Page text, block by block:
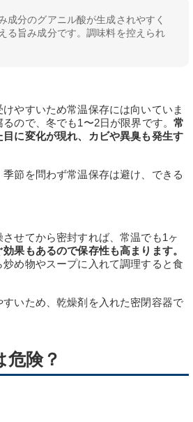
成分のグアニル酸が生成されやすく
る旨み成分です。調味料を控えられ
やすいため常温保存には向いていま
ので、冬でも1〜2日が限界です。常
に変化が現れ、カビや異臭も発生す
節を問わず常温保存は避け、できる
せてから密封すれば、常温でも1ヶ
果もあるので保存性も高まります。
め物やスープに入れて調理すると食
いため、乾燥剤を入れた密閉容器で
険？